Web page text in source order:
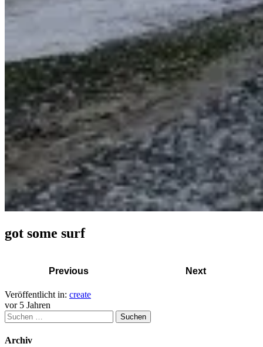
got some surf
Previous Next
Veröffentlicht in: create
vor 5 Jahren
Suchen
nach:
Archiv